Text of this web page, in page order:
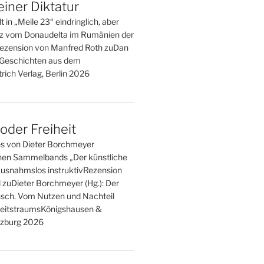
Diktatur
in „Meile 23“ eindringlich, aber
vom Donaudelta im Rumänien der
von Manfred Roth zuDan
aus dem
Verlag, Berlin 2026
Freiheit
von Dieter Borchmeyer
Sammelbands „Der künstliche
instruktivRezension
Borchmeyer (Hg.): Der
Vom Nutzen und Nachteil
&
2026